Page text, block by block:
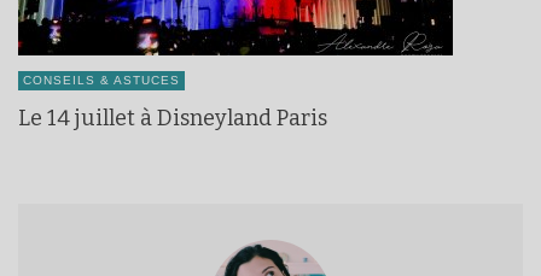
CONSEILS & ASTUCES
Le 14 juillet à Disneyland Paris